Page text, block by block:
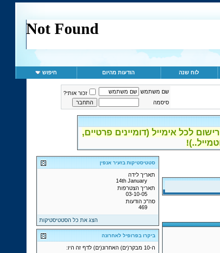
לוח שנה הודעות מהיום חיפוש
שם משתמש
זכור אותי?
סיסמה
לכל אימייל (דומיינים פרטיים,
סטטיסטיקות בזעיר אנפין
תאריך לידה
14th January
תאריך הצטרפות
03-10-05
סה"כ הודעות
469
הצג את כל הסטטיסטיקות
ביקרו בפרופיל לאחרונה
ה-10 מבקר(ים) האחרונ(ים) לדף זה היו: